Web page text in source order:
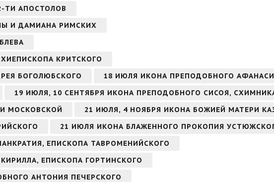
ТИ АПОСТОЛОВ
И ДАМИАНА РИМСКИХ
КРИТСКОГО
БОГОЛЮБСКОГО
18 ИЮЛЯ ИКОНА ПРЕПОДОБНОГО
19 ИЮЛЯ, 10 СЕНТЯБРЯ ИКОНА ПРЕПОДОБНОГО СИСОЯ,
МОСКОВСКОЙ
21 ИЮЛЯ, 4 НОЯБРЯ ИКОНА БОЖИЕЙ МАТЕРИ
21 ИЮЛЯ ИКОНА БЛАЖЕННОГО ПРОКОПИЯ
ЕПИСКОПА ТАВРОМЕНИЙСКОГО
ЕПИСКОПА ГОРТИНСКОГО
АНТОНИЯ ПЕЧЕРСКОГО